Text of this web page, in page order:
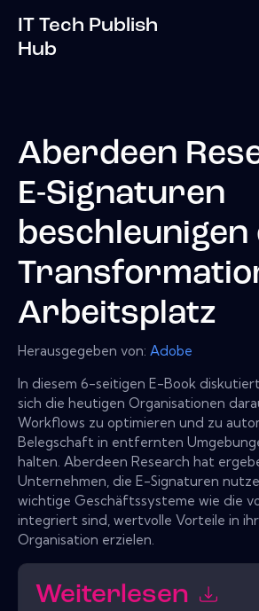
IT Tech Publish
Hub
Aberdeen
E-Signaturen
beschleunigen
Arbeitsplatz
Herausgegeben von: Adobe
In diesem 6-seitigen E-Book
sich die heutigen Organisationen
Workflows zu optimieren und zu
Belegschaft in entfernten
halten. Aberdeen Research hat
Unternehmen, die E-Signaturen
wichtige Geschäftssysteme wie die
integriert sind, wertvolle Vorteile in
Organisation erzielen.
Weiterlesen